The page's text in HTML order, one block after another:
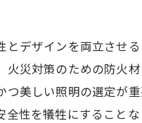
を両立させる方法
デザインを両立させ
災対策のための防火
美しい照明の選定が
性を犠牲にすること